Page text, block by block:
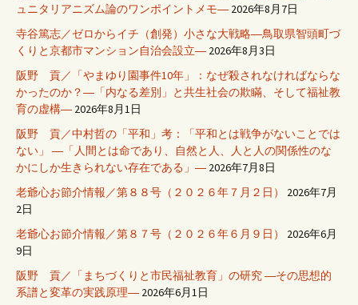
ュニタリアニズム論のワンポイントメモ― 2026年8月7日
寺谷篤志／ゼロからイチ（創発）小さな大戦略―鳥取県智頭町づ
くりと京都市マンション自治会設立― 2026年8月3日
阪野 貢／「やまゆり園事件10年」：なぜ殺されなければならな
かったのか？―「内なる差別」と共生社会の欺瞞、そして福祉教
育の虚構― 2026年8月1日
阪野 貢／中村哲の「平和」考：「平和とは戦争がないことでは
ない」 ―「人間とは命であり、自然と人、人と人の関係性のな
かにしか生きられない存在である」― 2026年7月8日
老爺心お節介情報／第８８号（２０２６年７月２日）
2026年7月
2日
老爺心お節介情報／第８７号（２０２６年６月９日）
2026年6月
9日
阪野 貢／「まちづくりと市民福祉教育」の研究 ―その思想的
系譜と変革の実践原理― 2026年6月1日